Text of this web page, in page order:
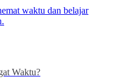
waktu dan belajar
Waktu?